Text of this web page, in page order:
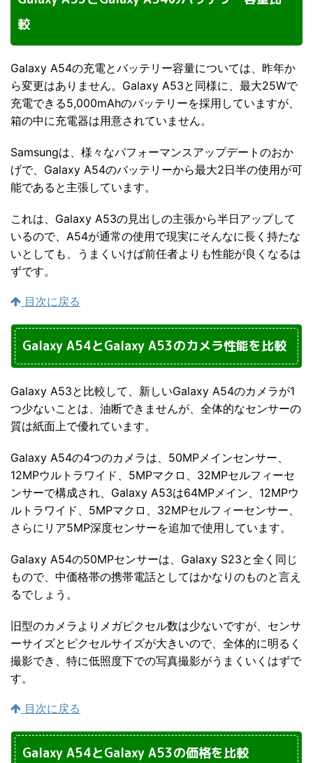
較
Galaxy A54の充電とバッテリー容量については、昨年か
ら変更はありません。Galaxy A53と同様に、最大25Wで
充電できる5,000mAhのバッテリーを採用していますが、
箱の中に充電器は用意されていません。
Samsungは、様々なパフォーマンスアップデートのおか
げで、Galaxy A54のバッテリーから最大2日半の使用が可
能であると主張しています。
これは、Galaxy A53の見出しの主張から半日アップして
いるので、A54が通常の使用で現実にそんなに長く持たな
いとしても、うまくいけば前任者よりも性能が良くなるは
ずです。
目次に戻る
Galaxy A54とGalaxy A53のカメラ性能を比較
Galaxy A53と比較して、新しいGalaxy A54のカメラが1
つ少ないことは、油断できませんが、全体的なセンサーの
質は紙面上で優れています。
Galaxy A54の4つのカメラは、50MPメインセンサー、
12MPウルトラワイド、5MPマクロ、32MPセルフィーセ
ンサーで構成され、Galaxy A53は64MPメイン、12MPウ
ルトラワイド、5MPマクロ、32MPセルフィーセンサー、
さらにリア5MP深度センサーを追加で使用しています。
Galaxy A54の50MPセンサーは、Galaxy S23と全く同じ
もので、中価格帯の携帯電話としてはかなりのものと言え
るでしょう。
旧型のカメラよりメガピクセル数は少ないですが、センサ
ーサイズとピクセルサイズが大きいので、全体的に明るく
撮影でき、特に低照度下での写真撮影がうまくいくはずで
す。
目次に戻る
Galaxy A54とGalaxy A53の価格を比較